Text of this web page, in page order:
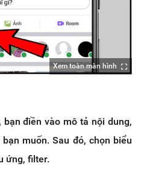
Xem toàn màn hình
điền vào mô tả nội dung,
muốn. Sau đó, chọn biểu
ứng, filter.